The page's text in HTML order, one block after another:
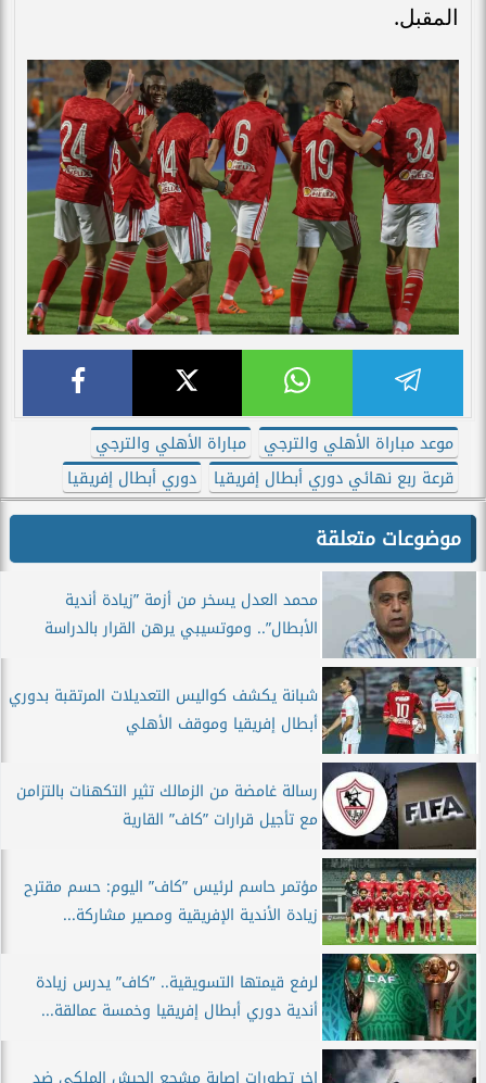
المقبل.
موعد مباراة الأهلي والترجي
مباراة الأهلي والترجي
قرعة ربع نهائي دوري أبطال إفريقيا
دوري أبطال إفريقيا
موضوعات متعلقة
محمد العدل يسخر من أزمة ”زيادة أندية
الأبطال”.. وموتسيبي يرهن القرار بالدراسة
شبانة يكشف كواليس التعديلات المرتقبة بدوري
أبطال إفريقيا وموقف الأهلي
رسالة غامضة من الزمالك تثير التكهنات بالتزامن
مع تأجيل قرارات ”كاف” القارية
مؤتمر حاسم لرئيس ”كاف” اليوم: حسم مقترح
زيادة الأندية الإفريقية ومصير مشاركة...
لرفع قيمتها التسويقية.. ”كاف” يدرس زيادة
أندية دوري أبطال إفريقيا وخمسة عمالقة...